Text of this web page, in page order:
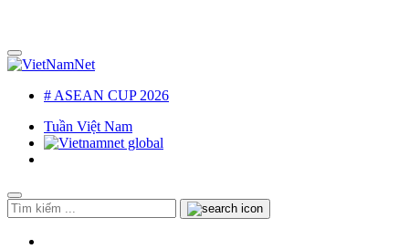
# ASEAN CUP 2026
Tuần Việt Nam